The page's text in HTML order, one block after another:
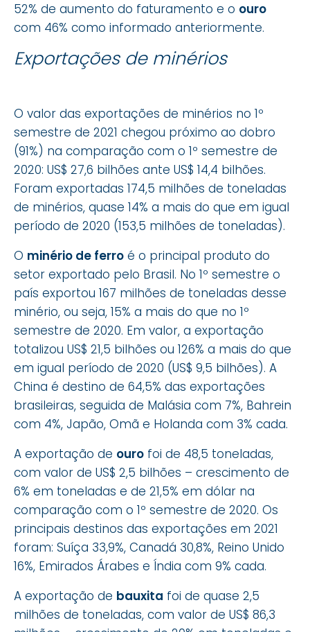
52% de aumento do faturamento e o ouro
com 46% como informado anteriormente.
Exportações de minérios
O valor das exportações de minérios no 1º
semestre de 2021 chegou próximo ao dobro
(91%) na comparação com o 1º semestre de
2020: US$ 27,6 bilhões ante US$ 14,4 bilhões.
Foram exportadas 174,5 milhões de toneladas
de minérios, quase 14% a mais do que em igual
período de 2020 (153,5 milhões de toneladas).
O minério de ferro é o principal produto do
setor exportado pelo Brasil. No 1º semestre o
país exportou 167 milhões de toneladas desse
minério, ou seja, 15% a mais do que no 1º
semestre de 2020. Em valor, a exportação
totalizou US$ 21,5 bilhões ou 126% a mais do que
em igual período de 2020 (US$ 9,5 bilhões). A
China é destino de 64,5% das exportações
brasileiras, seguida de Malásia com 7%, Bahrein
com 4%, Japão, Omã e Holanda com 3% cada.
A exportação de ouro foi de 48,5 toneladas,
com valor de US$ 2,5 bilhões – crescimento de
6% em toneladas e de 21,5% em dólar na
comparação com o 1º semestre de 2020. Os
principais destinos das exportações em 2021
foram: Suíça 33,9%, Canadá 30,8%, Reino Unido
16%, Emirados Árabes e Índia com 9% cada.
A exportação de bauxita foi de quase 2,5
milhões de toneladas, com valor de US$ 86,3